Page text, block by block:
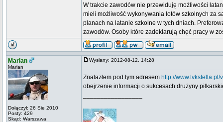
W trakcie zawodów nie przewiduję możliwości
mieli możliwość wykonywania lotów szkolnych za
planach na latanie szkolne w tych dniach.
zawodów. Osoby które zadeklarują chęć pracy w
Marian
Marian
Dołączył: 26 Sie 2010
Posty: 429
Skąd: Warszawa
Wysłany: 2012-08-12, 14:28
Znalazłem pod tym adresem http://
obejrzenie informacji o sukcesach drużyny